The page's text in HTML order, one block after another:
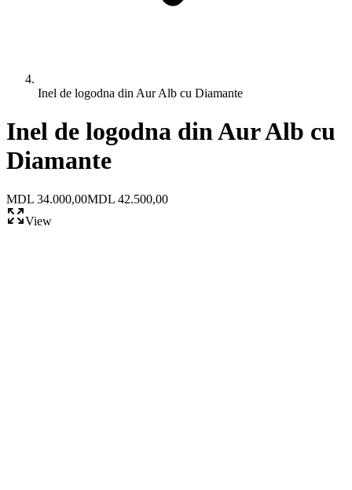
Inel de logodna din Aur Alb cu Diamante
Inel de logodna din Aur Alb cu
Diamante
MDL 34.000,00MDL 42.500,00
View